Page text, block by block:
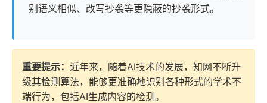
别语义相似、改写抄袭等更隐蔽的抄袭形式。
重要提示： 近年来，随着AI技术的发展，知网不断升
级其检测算法，能够更准确地识别各种形式的学术不
端行为，包括AI生成内容的检测。